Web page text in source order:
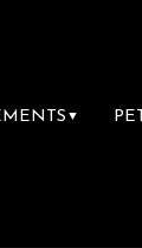
▼